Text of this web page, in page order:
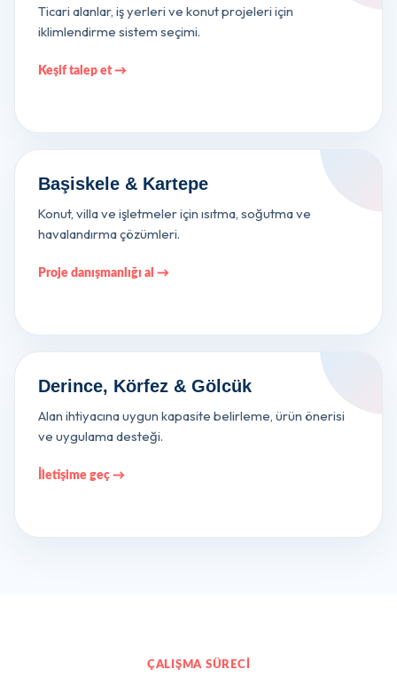
Ticari alanlar, iş yerleri ve konut projeleri için
iklimlendirme sistem seçimi.
Keşif talep et →
Başiskele & Kartepe
Konut, villa ve işletmeler için ısıtma, soğutma ve
havalandırma çözümleri.
Proje danışmanlığı al →
Derince, Körfez & Gölcük
Alan ihtiyacına uygun kapasite belirleme, ürün önerisi
ve uygulama desteği.
İletişime geç →
ÇALIŞMA SÜRECI